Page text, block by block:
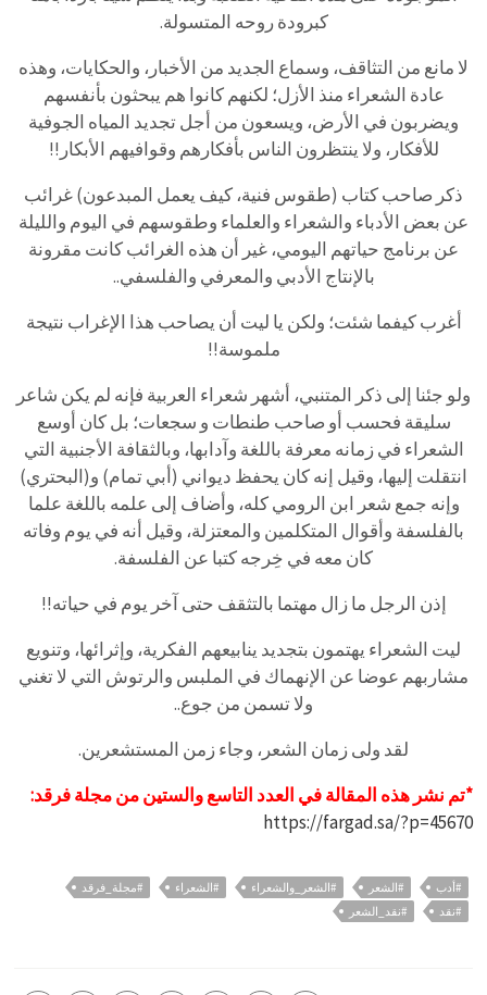
كبرودة روحه المتسولة.
لا مانع من التثاقف، وسماع الجديد من الأخبار، والحكايات، وهذه
عادة الشعراء منذ الأزل؛ لكنهم كانوا هم يبحثون بأنفسهم
ويضربون في الأرض، ويسعون من أجل تجديد المياه الجوفية
للأفكار، ولا ينتظرون الناس بأفكارهم وقوافيهم الأبكار!!
ذكر صاحب كتاب (طقوس فنية، كيف يعمل المبدعون) غرائب
عن بعض الأدباء والشعراء والعلماء وطقوسهم في اليوم والليلة
عن برنامج حياتهم اليومي، غير أن هذه الغرائب كانت مقرونة
بالإنتاج الأدبي والمعرفي والفلسفي..
أغرب كيفما شئت؛ ولكن يا ليت أن يصاحب هذا الإغراب نتيجة
ملموسة!!
ولو جئنا إلى ذكر المتنبي، أشهر شعراء العربية فإنه لم يكن شاعر
سليقة فحسب أو صاحب طنطات و سجعات؛ بل كان أوسع
الشعراء في زمانه معرفة باللغة وآدابها، وبالثقافة الأجنبية التي
انتقلت إليها، وقيل إنه كان يحفظ ديواني (أبي تمام) و(البحتري)
وإنه جمع شعر ابن الرومي كله، وأضاف إلى علمه باللغة علما
بالفلسفة وأقوال المتكلمين والمعتزلة، وقيل أنه في يوم وفاته
كان معه في خِرجه كتبا عن الفلسفة.
إذن الرجل ما زال مهتما بالتثقف حتى آخر يوم في حياته!!
ليت الشعراء يهتمون بتجديد ينابيعهم الفكرية، وإثرائها، وتنويع
مشاربهم عوضا عن الإنهماك في الملبس والرتوش التي لا تغني
ولا تسمن من جوع..
لقد ولى زمان الشعر، وجاء زمن المستشعرين.
*تم نشر هذه المقالة في العدد التاسع والستين من مجلة فرقد:
https://fargad.sa/?p=45670
#أدب #الشعر #الشعر_والشعراء #الشعراء
#مجلة_فرقد
#نقد
#نقد_الشعر